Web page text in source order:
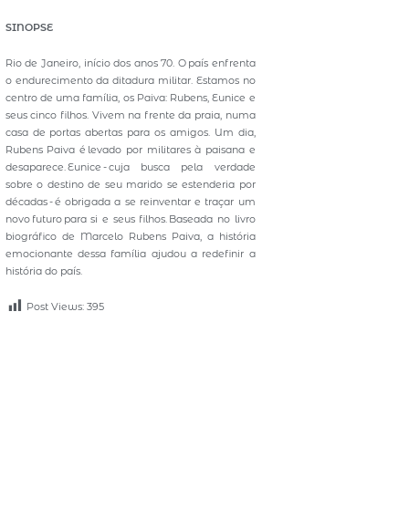
SINOPSE
Rio de Janeiro, início dos anos 70. O país enfrenta
o endurecimento da ditadura militar. Estamos no
centro de uma família, os Paiva: Rubens, Eunice e
seus cinco filhos. Vivem na frente da praia, numa
casa de portas abertas para os amigos. Um dia,
Rubens Paiva é levado por militares à paisana e
desaparece. Eunice - cuja busca pela verdade
sobre o destino de seu marido se estenderia por
décadas - é obrigada a se reinventar e traçar um
novo futuro para si e seus filhos. Baseada no livro
biográfico de Marcelo Rubens Paiva, a história
emocionante dessa família ajudou a redefinir a
história do país.
Post Views: 395